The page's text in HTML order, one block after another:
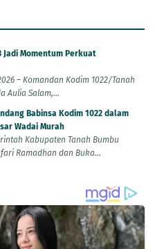
Jadi Momentum Perkuat
– Komandan Kodim 1022/Tanah
Aulia Salam,...
Babinsa Kodim 1022 dalam
Wadai Murah
Kabupaten Tanah Bumbu
Ramadhan dan Buka...